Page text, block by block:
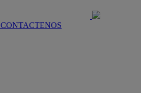
CONTACTENOS